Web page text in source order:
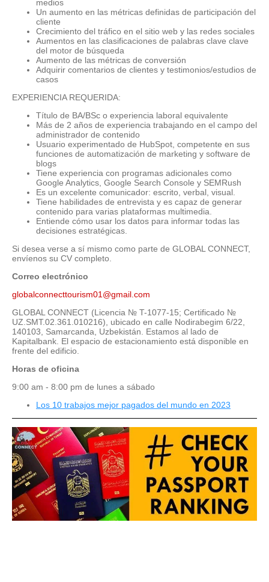
medios
Un aumento en las métricas definidas de participación del
cliente
Crecimiento del tráfico en el sitio web y las redes sociales
Aumentos en las clasificaciones de palabras clave clave
del motor de búsqueda
Aumento de las métricas de conversión
Adquirir comentarios de clientes y testimonios/estudios de
casos
EXPERIENCIA REQUERIDA:
Título de BA/BSc o experiencia laboral equivalente
Más de 2 años de experiencia trabajando en el campo del
administrador de contenido
Usuario experimentado de HubSpot, competente en sus
funciones de automatización de marketing y software de
blogs
Tiene experiencia con programas adicionales como
Google Analytics, Google Search Console y SEMRush
Es un excelente comunicador: escrito, verbal, visual.
Tiene habilidades de entrevista y es capaz de generar
contenido para varias plataformas multimedia.
Entiende cómo usar los datos para informar todas las
decisiones estratégicas.
Si desea verse a sí mismo como parte de GLOBAL CONNECT,
envíenos su CV completo.
Correo electrónico
globalconnecttourism01@gmail.com
GLOBAL CONNECT (Licencia № T-1077-15; Certificado №
UZ.SMT.02.361.010216), ubicado en calle Nodirabegim 6/22,
140103, Samarcanda, Uzbekistán. Estamos al lado de
Kapitalbank. El espacio de estacionamiento está disponible en
frente del edificio.
Horas de oficina
9:00 am - 8:00 pm de lunes a sábado
Los 10 trabajos mejor pagados del mundo en 2023